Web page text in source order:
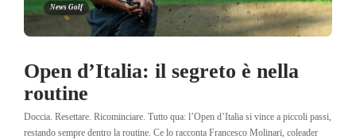
News Golf
Open d’Italia: il segreto è nella
routine
Doccia. Resettare. Ricominciare. Tutto qua: l’Open d’Italia si vince a piccoli passi,
restando sempre dentro la routine. Ce lo racconta Francesco Molinari, coleader